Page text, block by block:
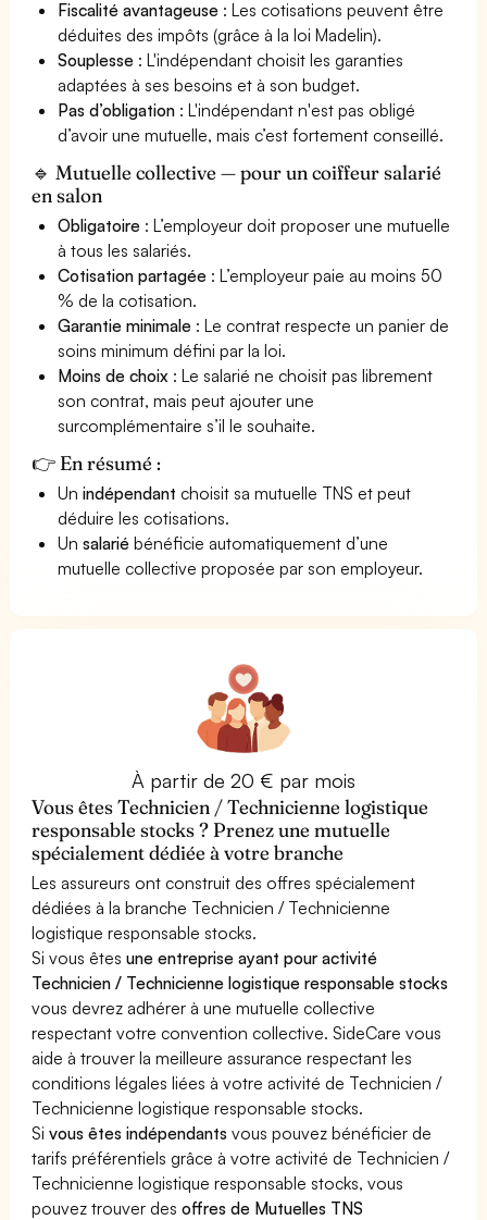
Fiscalité avantageuse : Les cotisations peuvent être
déduites des impôts (grâce à la loi Madelin).
Souplesse : L'indépendant choisit les garanties
adaptées à ses besoins et à son budget.
Pas d’obligation : L'indépendant n'est pas obligé
d’avoir une mutuelle, mais c’est fortement conseillé.
🔹 Mutuelle collective — pour un coiffeur salarié
en salon
Obligatoire : L’employeur doit proposer une mutuelle
à tous les salariés.
Cotisation partagée : L’employeur paie au moins 50
% de la cotisation.
Garantie minimale : Le contrat respecte un panier de
soins minimum défini par la loi.
Moins de choix : Le salarié ne choisit pas librement
son contrat, mais peut ajouter une
surcomplémentaire s’il le souhaite.
👉 En résumé :
Unindépendant choisit sa mutuelle TNS et peut
déduire les cotisations.
Unsalarié bénéficie automatiquement d’une
mutuelle collective proposée par son employeur.
À partir de 20 € par mois
Vous êtes Technicien / Technicienne logistique
responsable stocks ? Prenez une mutuelle
spécialement dédiée à votre branche
Les assureurs ont construit des offres spécialement
dédiées à la branche Technicien / Technicienne
logistique responsable stocks.
Si vous êtesune entreprise ayant pour activité
Technicien / Technicienne logistique responsable stocks
vous devrez adhérer à une mutuelle collective
respectant votre convention collective. SideCare vous
aide à trouver la meilleure assurance respectant les
conditions légales liées à votre activité de Technicien /
Technicienne logistique responsable stocks.
Sivous êtes indépendants vous pouvez bénéficier de
tarifs préférentiels grâce à votre activité de Technicien /
Technicienne logistique responsable stocks, vous
pouvez trouver desoffres de Mutuelles TNS